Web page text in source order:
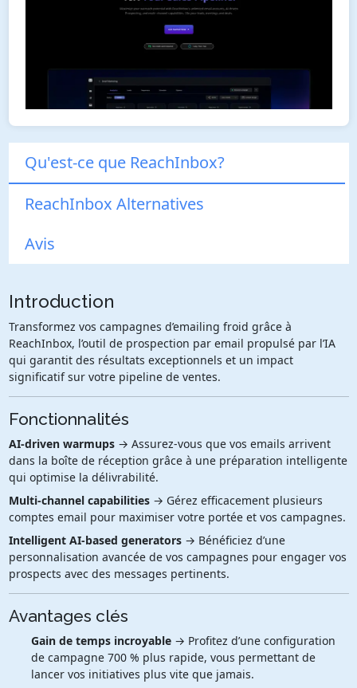
Qu'est-ce que ReachInbox?
ReachInbox Alternatives
Avis
Introduction
Transformez vos campagnes d’emailing froid grâce à
ReachInbox, l’outil de prospection par email propulsé par l’IA
qui garantit des résultats exceptionnels et un impact
significatif sur votre pipeline de ventes.
Fonctionnalités
AI-driven warmups→ Assurez-vous que vos emails arrivent
dans la boîte de réception grâce à une préparation intelligente
qui optimise la délivrabilité.
Multi-channel capabilities→ Gérez efficacement plusieurs
comptes email pour maximiser votre portée et vos campagnes.
Intelligent AI-based generators→ Bénéficiez d’une
personnalisation avancée de vos campagnes pour engager vos
prospects avec des messages pertinents.
Avantages clés
Gain de temps incroyable→ Profitez d’une configuration
de campagne 700 % plus rapide, vous permettant de
lancer vos initiatives plus vite que jamais.